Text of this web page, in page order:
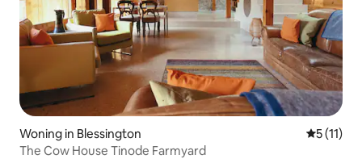
Woning in Blessington
5 (11)
The Cow House Tinode Farmyard